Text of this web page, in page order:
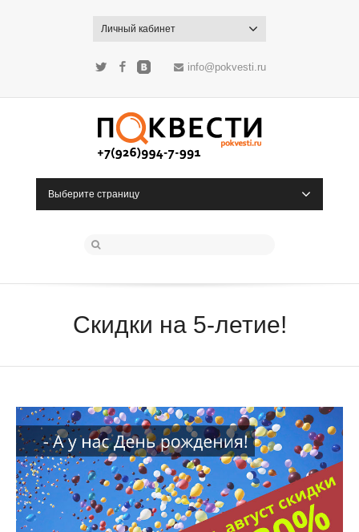
Личный кабинет
Twitter FacebookВКонтактеinfo@pokvesti.ru
Выберите страницу
Скидки на 5-летие!